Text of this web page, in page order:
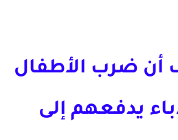
ضرب الأطفال
يدفعهم إلى